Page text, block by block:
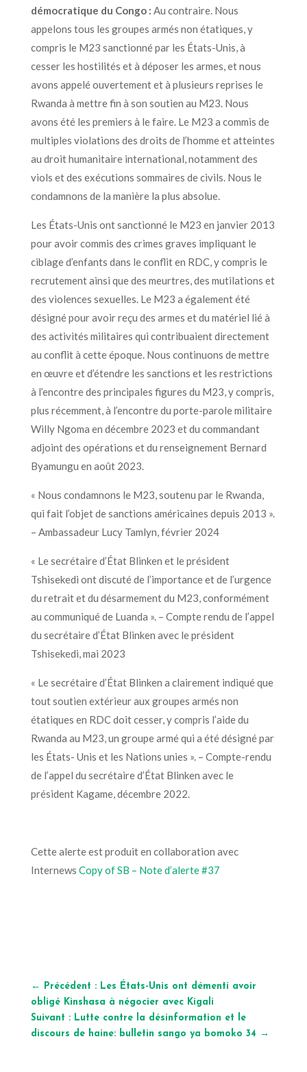
démocratique du Congo : Au contraire. Nous
appelons tous les groupes armés non étatiques, y
compris le M23 sanctionné par les États-Unis, à
cesser les hostilités et à déposer les armes, et nous
avons appelé ouvertement et à plusieurs reprises le
Rwanda à mettre fin à son soutien au M23. Nous
avons été les premiers à le faire. Le M23 a commis de
multiples violations des droits de l’homme et atteintes
au droit humanitaire international, notamment des
viols et des exécutions sommaires de civils. Nous le
condamnons de la manière la plus absolue.
Les États-Unis ont sanctionné le M23 en janvier 2013
pour avoir commis des crimes graves impliquant le
ciblage d’enfants dans le conflit en RDC, y compris le
recrutement ainsi que des meurtres, des mutilations et
des violences sexuelles. Le M23 a également été
désigné pour avoir reçu des armes et du matériel lié à
des activités militaires qui contribuaient directement
au conflit à cette époque. Nous continuons de mettre
en œuvre et d’étendre les sanctions et les restrictions
à l’encontre des principales figures du M23, y compris,
plus récemment, à l’encontre du porte-parole militaire
Willy Ngoma en décembre 2023 et du commandant
adjoint des opérations et du renseignement Bernard
Byamungu en août 2023.
« Nous condamnons le M23, soutenu par le Rwanda,
qui fait l’objet de sanctions américaines depuis 2013 ».
– Ambassadeur Lucy Tamlyn, février 2024
« Le secrétaire d’État Blinken et le président
Tshisekedi ont discuté de l’importance et de l’urgence
du retrait et du désarmement du M23, conformément
au communiqué de Luanda ». – Compte rendu de l’appel
du secrétaire d’État Blinken avec le président
Tshisekedi, mai 2023
« Le secrétaire d’État Blinken a clairement indiqué que
tout soutien extérieur aux groupes armés non
étatiques en RDC doit cesser, y compris l’aide du
Rwanda au M23, un groupe armé qui a été désigné par
les États- Unis et les Nations unies ». – Compte-rendu
de l’appel du secrétaire d’État Blinken avec le
président Kagame, décembre 2022.
Cette alerte est produit en collaboration avec
Internews Copy of SB – Note d’alerte #37
← Précédent : Les États-Unis ont démenti avoir
obligé Kinshasa à négocier avec Kigali
Suivant : Lutte contre la désinformation et le
discours de haine: bulletin sango ya bomoko 34 →